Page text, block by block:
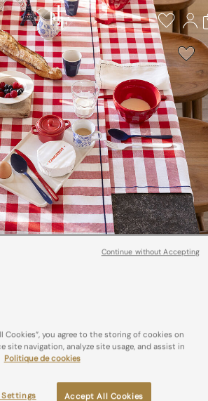
Cookies”, you agree to the storing of cookies on
site navigation, analyze site usage, and assist in
Politique de cookies
Accept All Cookies
Settings
Continue without Accepting